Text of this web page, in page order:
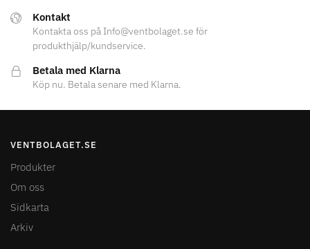
Kontakt
Kontakta oss på Info@ventbolaget.se för
produkthjälp/kundservice.
Betala med Klarna
Köp nu. Betala senare med Klarna.
VENTBOLAGET.SE
Produkter
Om oss
Sidkarta
Arkiv